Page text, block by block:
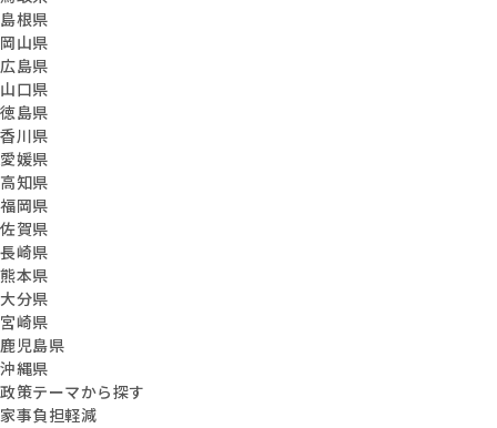
島根県
岡山県
広島県
山口県
徳島県
香川県
愛媛県
高知県
福岡県
佐賀県
長崎県
熊本県
大分県
宮崎県
鹿児島県
沖縄県
政策テーマから探す
家事負担軽減